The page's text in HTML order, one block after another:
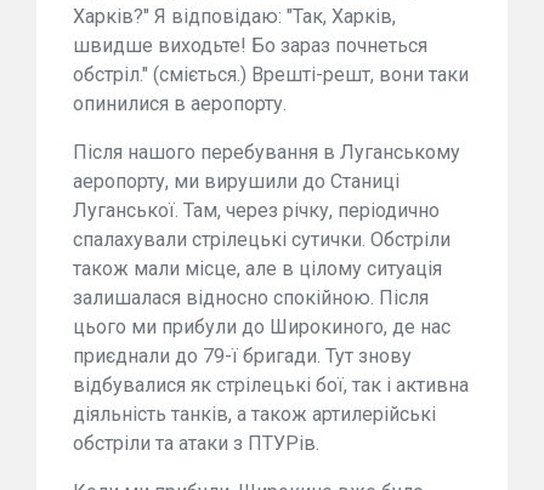
Харків?" Я відповідаю: "Так, Харків,
швидше виходьте! Бо зараз почнеться
обстріл." (сміється.) Врешті-решт, вони таки
опинилися в аеропорту.
Після нашого перебування в Луганському
аеропорту, ми вирушили до Станиці
Луганської. Там, через річку, періодично
спалахували стрілецькі сутички. Обстріли
також мали місце, але в цілому ситуація
залишалася відносно спокійною. Після
цього ми прибули до Широкиного, де нас
приєднали до 79-ї бригади. Тут знову
відбувалися як стрілецькі бої, так і активна
діяльність танків, а також артилерійські
обстріли та атаки з ПТУРів.